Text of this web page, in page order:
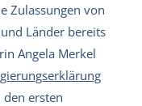
Zulassungen von
Länder bereits
Angela Merkel
ersten